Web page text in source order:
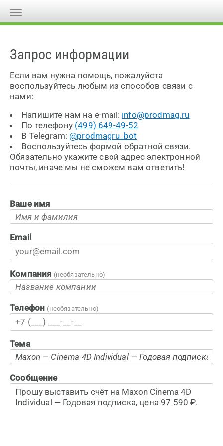
Запрос информации
Если вам нужна помощь, пожалуйста
воспользуйтесь любым из способов связи с
нами:
Напишите нам на e-mail: info@prodmag.ru
По телефону (499) 649-49-52
В Telegram: @prodmagru_bot
Воспользуйтесь формой обратной связи.
Обязательно укажите свой адрес электронной
почты, иначе мы не сможем вам ответить!
Ваше имя
Email
Компания (необязательно)
Телефон (необязательно)
Тема
Сообщение